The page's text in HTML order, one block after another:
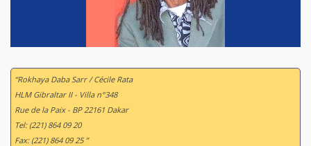
“Rokhaya Daba Sarr / Cécile Rata
HLM Gibraltar II - Villa n°348
Rue de la Paix - BP 22161 Dakar
Tel: (221) 864 09 20
Fax: (221) 864 09 25 ”